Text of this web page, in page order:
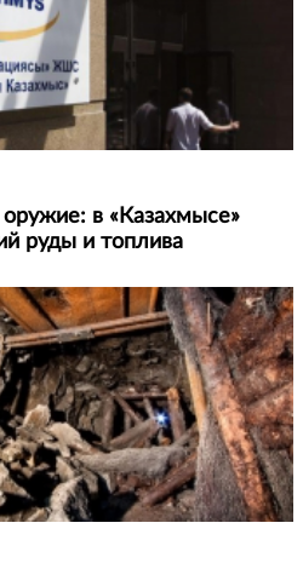
в «Казахмысе»
руды и топлива